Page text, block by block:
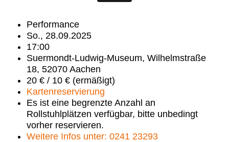
Performance
So., 28.09.2025
17:00
Suermondt-Ludwig-Museum, Wilhelmstraße
18, 52070 Aachen
20 € / 10 € (ermäßigt)
Kartenreservierung
Es ist eine begrenzte Anzahl an
Rollstuhlplätzen verfügbar, bitte unbedingt
vorher reservieren.
Weitere Infos unter: 0241 23293